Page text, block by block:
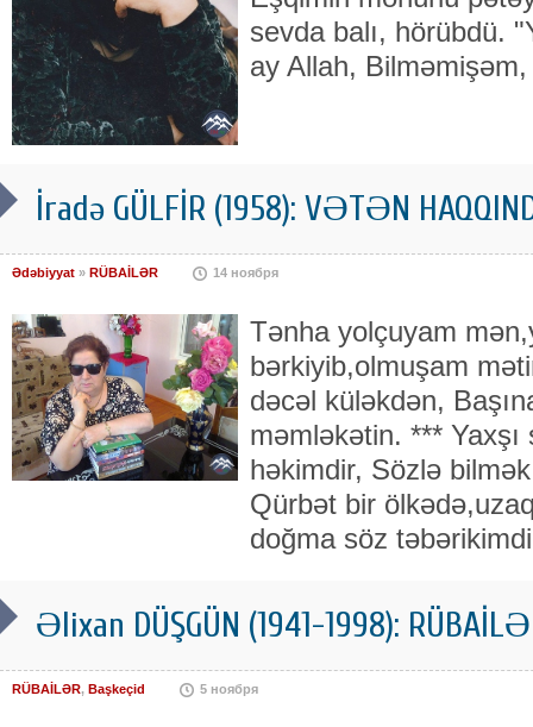
sevda balı, hörübdü.
ay Allah, Bilməmişəm,
İradə GÜLFİR (1958): VƏTƏN
Ədəbiyyat » RÜBAİLƏR 14 ноября
Tənha yolçuyam
bərkiyib,olmuşam
dəcəl küləkdən,
məmləkətin. ***
həkimdir, Sözlə
Qürbət bir
doğma söz
Əlixan DÜŞGÜN (1941-1998):
RÜBAİLƏR, Başkeçid 5 ноября